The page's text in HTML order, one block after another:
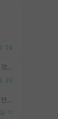
24
그런 곳에 석사를 가면 더더욱 안된다는 것을 깨달으시면 된겁니다!
20
그냥 랩실 홈페이지 관리 안하고 업로드 안한거 아님?
11